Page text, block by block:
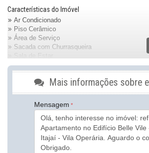
Características do Imóvel
Ar Condicionado
Piso Cerâmico
Área de Serviço
Sacada com Churrasqueira
Sala de Jantar
Cozinha
Banheiro Social
Características do Empreendimento
Sala de Jogos
Salão de Festas
Playground
Piscina Infantil
Mais informações sobre
Mensagem